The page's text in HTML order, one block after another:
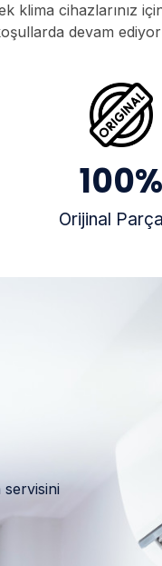
klima cihazlarınız
devam
100%
Orijinal
servisini